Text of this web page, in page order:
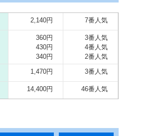
2,140円 7番人気
360円
430円
340円
3番人気
4番人気
2番人気
1,470円 3番人気
14,400円 46番人気